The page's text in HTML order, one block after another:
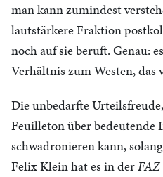
man kann zumindest
lautstärkere Fraktion
noch auf sie beruft. Genau:
Verhältnis zum Westen, das
Die unbedarfte
Feuilleton über bedeutende
schwadronieren kann,
Felix Klein hat es in derFAZ